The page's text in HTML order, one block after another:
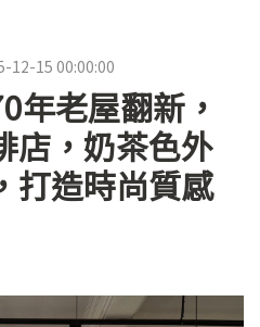
12-15 00:00:00
年老屋翻新，
店，奶茶色外
打造時尚質感